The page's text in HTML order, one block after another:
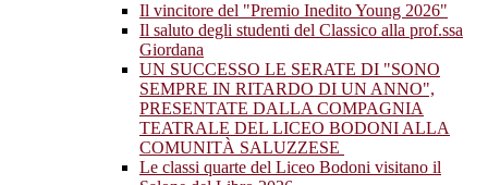
Il vincitore del "Premio Inedito Young 2026"
Il saluto degli studenti del Classico alla prof.ssa
Giordana
UN SUCCESSO LE SERATE DI "SONO
SEMPRE IN RITARDO DI UN ANNO",
PRESENTATE DALLA COMPAGNIA
TEATRALE DEL LICEO BODONI ALLA
COMUNITÀ SALUZZESE
Le classi quarte del Liceo Bodoni visitano il